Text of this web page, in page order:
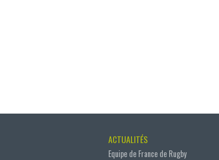
ACTUALITÉS
Equipe de France de Rugby